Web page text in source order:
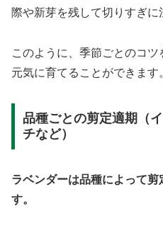
際や新芽を残して切りすぎに
このように、季節ごとのコ
元気に育てることができます
品種ごとの剪定適期（
チなど）
ラベンダーは品種によって剪
す。